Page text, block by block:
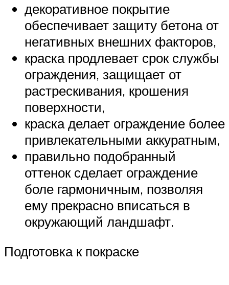
декоративное покрытие
обеспечивает защиту бетона от
негативных внешних факторов,
краска продлевает срок службы
ограждения, защищает от
растрескивания, крошения
поверхности,
краска делает ограждение более
привлекательными аккуратным,
правильно подобранный
оттенок сделает ограждение
боле гармоничным, позволяя
ему прекрасно вписаться в
окружающий ландшафт.
Подготовка к покраске